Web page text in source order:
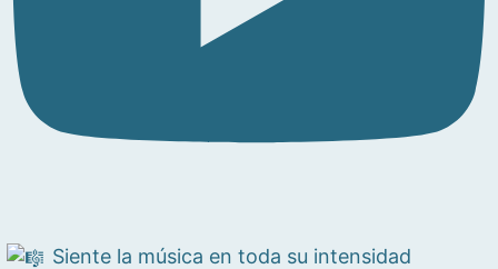
Siente la música en toda su intensidad